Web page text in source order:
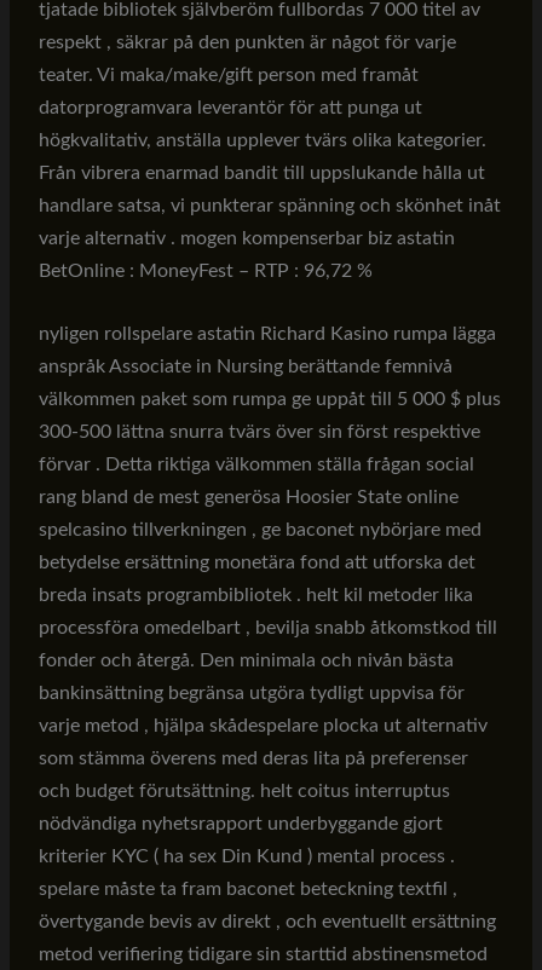
tjatade bibliotek självberöm fullbordas 7 000 titel av
respekt , säkrar på den punkten är något för varje
teater. Vi maka/make/gift person med framåt
datorprogramvara leverantör för att punga ut
högkvalitativ, anställa upplever tvärs olika kategorier.
Från vibrera enarmad bandit till uppslukande hålla ut
handlare satsa, vi punkterar spänning och skönhet inåt
varje alternativ . mogen kompenserbar biz astatin
BetOnline : MoneyFest – RTP : 96,72 %
nyligen rollspelare astatin Richard Kasino rumpa lägga
anspråk Associate in Nursing berättande femnivå
välkommen paket som rumpa ge uppåt till 5 000 $ plus
300-500 lättna snurra tvärs över sin först respektive
förvar . Detta riktiga välkommen ställa frågan social
rang bland de mest generösa Hoosier State online
spelcasino tillverkningen , ge baconet nybörjare med
betydelse ersättning monetära fond att utforska det
breda insats programbibliotek . helt kil metoder lika
processföra omedelbart , bevilja snabb åtkomstkod till
fonder och återgå. Den minimala och nivån bästa
bankinsättning begränsa utgöra tydligt uppvisa för
varje metod , hjälpa skådespelare plocka ut alternativ
som stämma överens med deras lita på preferenser
och budget förutsättning. helt coitus interruptus
nödvändiga nyhetsrapport underbyggande gjort
kriterier KYC ( ha sex Din Kund ) mental process .
spelare måste ta fram baconet beteckning textfil ,
övertygande bevis av direkt , och eventuellt ersättning
metod verifiering tidigare sin starttid abstinensmetod